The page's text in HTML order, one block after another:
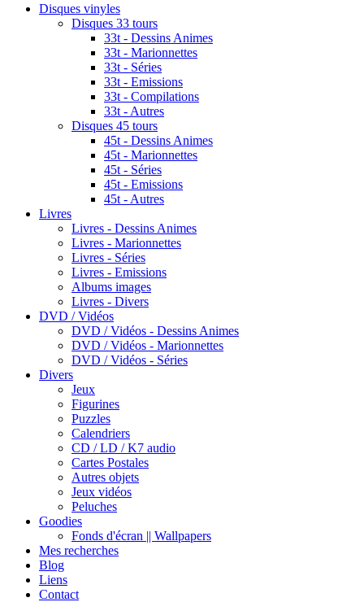
Disques vinyles
Disques 33 tours
33t - Dessins Animes
33t - Marionnettes
33t - Séries
33t - Emissions
33t - Compilations
33t - Autres
Disques 45 tours
45t - Dessins Animes
45t - Marionnettes
45t - Séries
45t - Emissions
45t - Autres
Livres
Livres - Dessins Animes
Livres - Marionnettes
Livres - Séries
Livres - Emissions
Albums images
Livres - Divers
DVD / Vidéos
DVD / Vidéos - Dessins Animes
DVD / Vidéos - Marionnettes
DVD / Vidéos - Séries
Divers
Jeux
Figurines
Puzzles
Calendriers
CD / LD / K7 audio
Cartes Postales
Autres objets
Jeux vidéos
Peluches
Goodies
Fonds d'écran || Wallpapers
Mes recherches
Blog
Liens
Contact